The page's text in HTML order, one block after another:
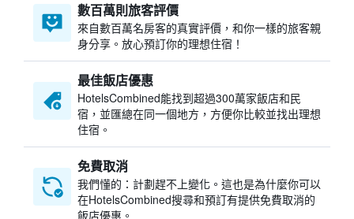
數百萬則旅客評價
來自數百萬名房客的真實評價，和你一樣的旅客親
身分享。放心預訂你的理想住宿！
最佳飯店優惠
HotelsCombined​能找到超過300萬家飯店和民
宿，並匯總在同一個地方，方便你比較並找出理想
住宿。
免費取消
我們懂的：計劃趕不上變化。這也是為什麼你可以
在HotelsCombined搜尋和預訂有提供免費取消的
飯店優惠。